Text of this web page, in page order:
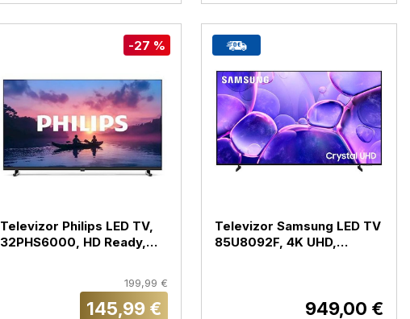
-27 %
Televizor Philips LED TV,
32PHS6000, HD Ready,
199,99 €
145,99 €
Televizor Samsung LED TV
85U8092F, 4K UHD,
949,00 €